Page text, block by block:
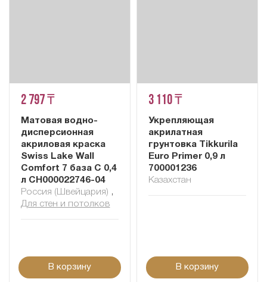
2 797 ₸
Матовая водно-
дисперсионная
акриловая краска
Swiss Lake Wall
Comfort 7 база C 0,4
л СН000022746-04
Россия (Швейцария) ,
Для стен и потолков
В корзину
3 110 ₸
Укрепляющая
акрилатная
грунтовка Tikkurila
Euro Primer 0,9 л
700001236
Казахстан
В корзину